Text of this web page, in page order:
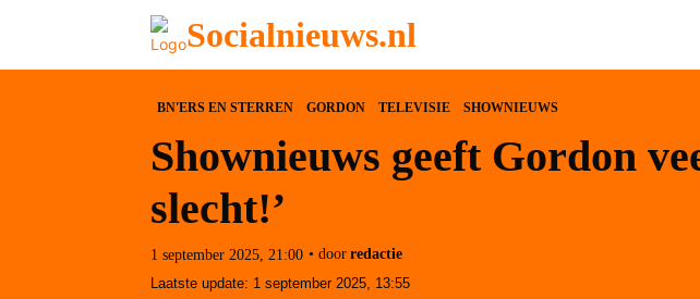
Socialnieuws.nl
BN'ERS EN STERREN GORDON TELEVISIE SHOWNIEUWS
Shownieuws geeft Gordon
slecht!’
1 september 2025, 21:00 • door redactie
Laatste update: 1 september 2025, 13:55